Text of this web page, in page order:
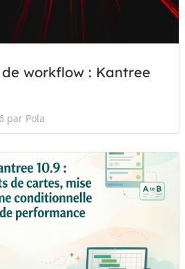
workflow : Kantree
par Pola